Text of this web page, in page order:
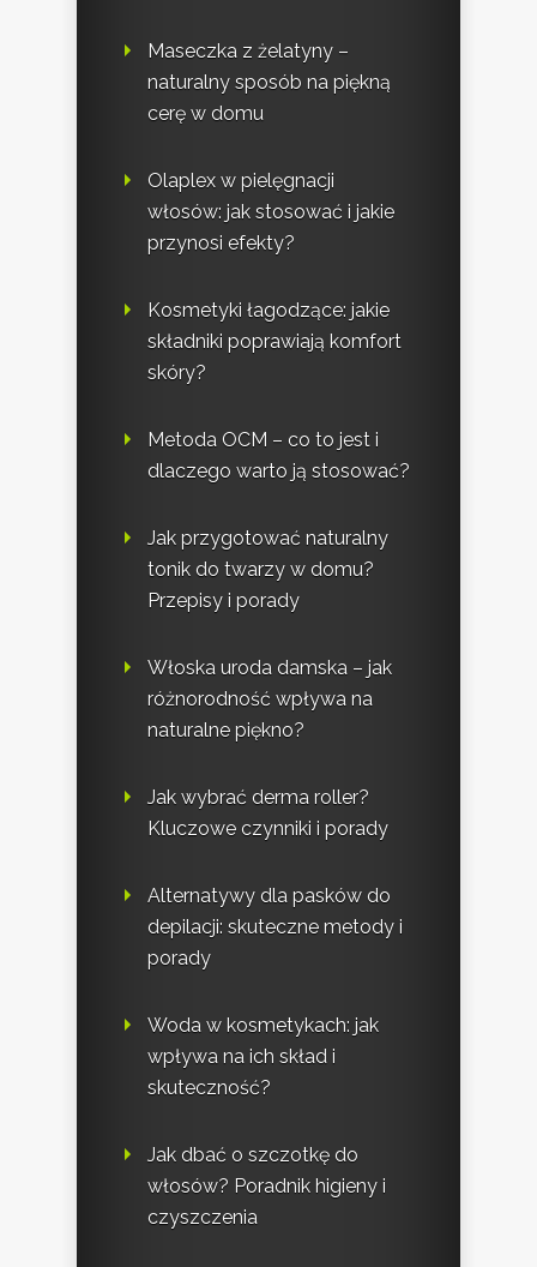
Maseczka z żelatyny –
naturalny sposób na piękną
cerę w domu
Olaplex w pielęgnacji
włosów: jak stosować i jakie
przynosi efekty?
Kosmetyki łagodzące: jakie
składniki poprawiają komfort
skóry?
Metoda OCM – co to jest i
dlaczego warto ją stosować?
Jak przygotować naturalny
tonik do twarzy w domu?
Przepisy i porady
Włoska uroda damska – jak
różnorodność wpływa na
naturalne piękno?
Jak wybrać derma roller?
Kluczowe czynniki i porady
Alternatywy dla pasków do
depilacji: skuteczne metody i
porady
Woda w kosmetykach: jak
wpływa na ich skład i
skuteczność?
Jak dbać o szczotkę do
włosów? Poradnik higieny i
czyszczenia